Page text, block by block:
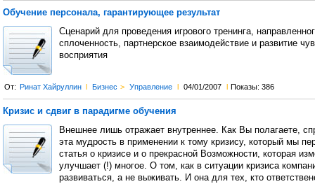
Обучение персонала, гарантирующее результат
Сценарий для проведения игрового тренинга,
сплоченность, партнерское взаимодействие и развитие
восприятия
От: Ринат Хайруллин l Бизнес > Управление l 04/01/2007 l Показы: 386
Кризис и сдвиг в парадигме обучения
Внешнее лишь отражает внутреннее. Как Вы полагаете,
эта мудрость в применении к тому кризису, который мы
статья о кризисе и о прекрасной Возможности, которая
улучшает (!) многое. О том, как в ситуации кризиса
развиваться, а не выживать. И она для тех, кто